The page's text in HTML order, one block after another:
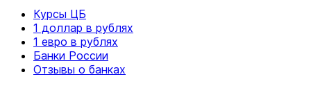
Курсы ЦБ
1 доллар в рублях
1 евро в рублях
Банки России
Отзывы о банках